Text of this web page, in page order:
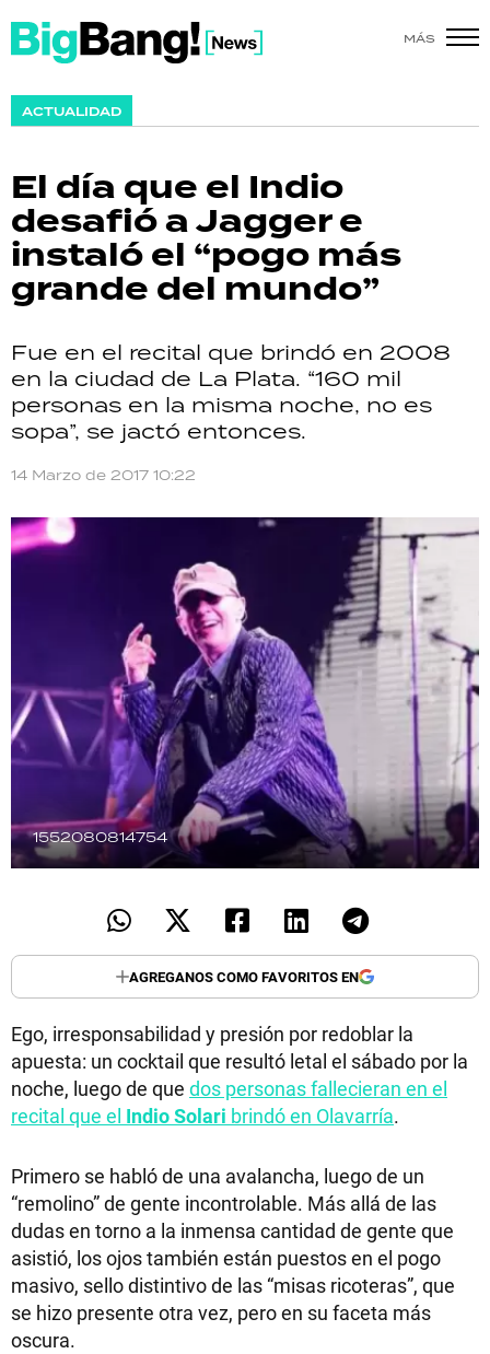
MÁS
ACTUALIDAD
El día que el Indio
desafió a Jagger e
instaló el “pogo más
grande del mundo”
Fue en el recital que brindó en 2008
en la ciudad de La Plata. “160 mil
personas en la misma noche, no es
sopa”, se jactó entonces.
14 Marzo de 2017 10:22
1552080814754
AGREGANOS COMO FAVORITOS EN
Ego, irresponsabilidad y presión por redoblar la
apuesta: un cocktail que resultó letal el sábado por la
noche, luego de que dos personas fallecieran en el
recital que el Indio Solari brindó en Olavarría.
Primero se habló de una avalancha, luego de un
“remolino” de gente incontrolable. Más allá de las
dudas en torno a la inmensa cantidad de gente que
asistió, los ojos también están puestos en el pogo
masivo, sello distintivo de las “misas ricoteras”, que
se hizo presente otra vez, pero en su faceta más
oscura.
SHOW
ACTUALIDAD
POLICIALES
ECONOMÍA
GRAN HERMANO
SALUD
DEPORTES
TECNOLOGÍA
PALABRAS
HORÓSCOPO
Seguinos